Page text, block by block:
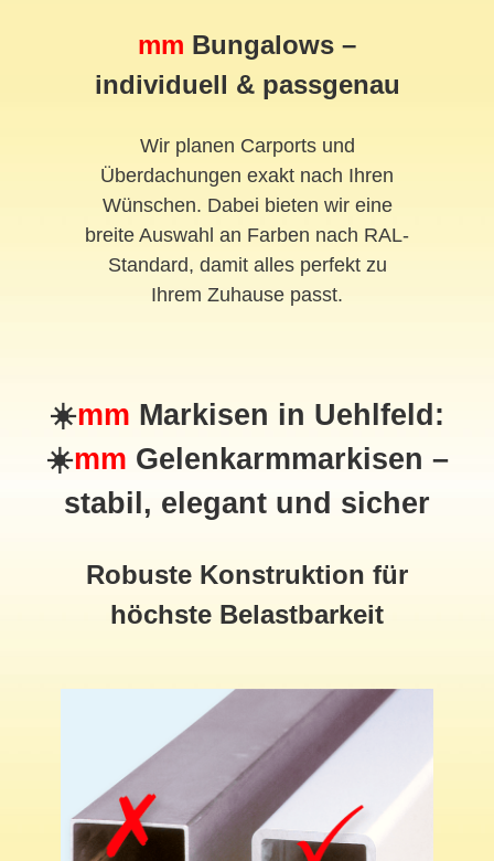
mm Bungalows –
individuell & passgenau
Wir planen Carports und
Überdachungen exakt nach Ihren
Wünschen. Dabei bieten wir eine
breite Auswahl an Farben nach RAL-
Standard, damit alles perfekt zu
Ihrem Zuhause passt.
☀️mm Markisen in Uehlfeld:
☀️mm Gelenkarmmarkisen –
stabil, elegant und sicher
Robuste Konstruktion für
höchste Belastbarkeit